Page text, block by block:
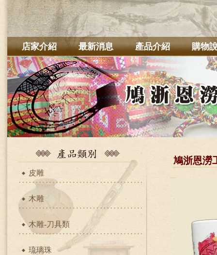
店家介紹 最新消息 產品介紹 購物
皮雕
木雕
木雕-刀具類
琉璃珠
鳩浙恩澇